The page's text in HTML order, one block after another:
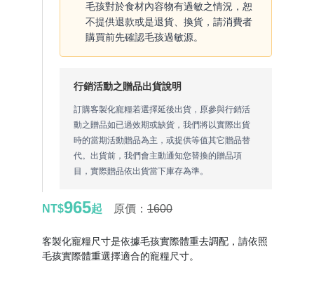
毛孩對於食材內容物有過敏之情況，恕
不提供退款或是退貨、換貨，請消費者
購買前先確認毛孩過敏源。
行銷活動之贈品出貨說明
訂購客製化寵糧若選擇延後出貨，原參與行銷活
動之贈品如已過效期或缺貨，我們將以實際出貨
時的當期活動贈品為主，或提供等值其它贈品替
代。出貨前，我們會主動通知您替換的贈品項
目，實際贈品依出貨當下庫存為準。
NT$965起 原價： 1600
客製化寵糧尺寸是依據毛孩實際體重去調配，請依照
毛孩實際體重選擇適合的寵糧尺寸。